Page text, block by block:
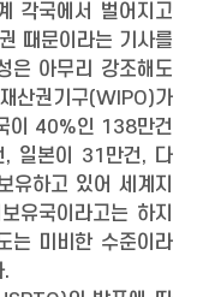
각국에서 벌어지고
때문이라는 기사를
은 아무리 강조해도
산권기구(WIPO)가
이 40%인 138만건
, 일본이 31만건, 다
유하고 있어 세계지
유국이라고는 하지
는 미비한 수준이라
.